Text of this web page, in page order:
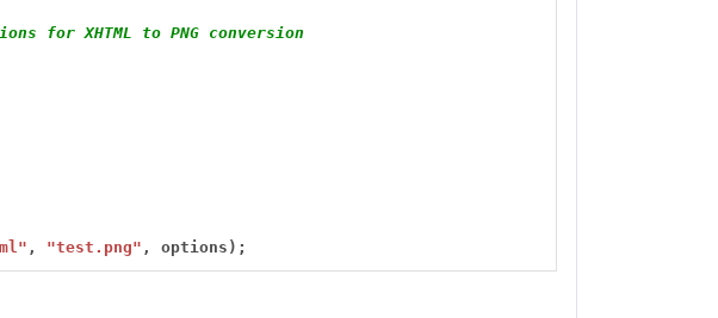
for XHTML to PNG conversion
, "test.png" , options);